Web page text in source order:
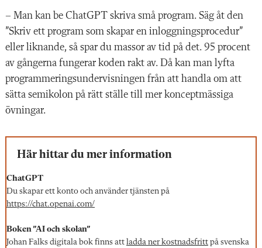
– Man kan be ChatGPT skriva små program. Säg åt den
”Skriv ett program som skapar en inloggningsprocedur”
eller liknande, så spar du massor av tid på det. 95 procent
av gångerna fungerar koden rakt av. Då kan man lyfta
programmeringsundervisningen från att handla om att
sätta semikolon på rätt ställe till mer konceptmässiga
övningar.
Här hittar du mer information
ChatGPT
Du skapar ett konto och använder tjänsten på
https://chat.openai.com/
Boken ”AI och skolan”
Johan Falks digitala bok finns att ladda ner kostnadsfritt på svenska